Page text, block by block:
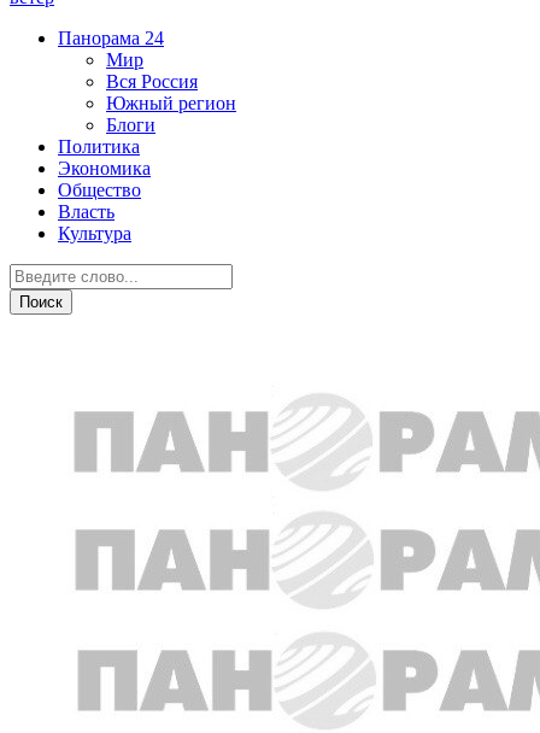
Панорама 24
Мир
Вся Россия
Южный регион
Блоги
Политика
Экономика
Общество
Власть
Культура